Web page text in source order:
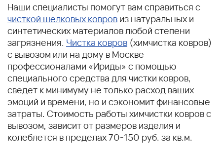
Наши специалисты помогут вам справиться с
чисткой шелковых ковров из натуральных и
синтетических материалов любой степени
загрязнения. Чистка ковров (химчистка ковров)
с вывозом или на дому в Москве
профессионалами «Ириды» с помощью
специального средства для чистки ковров,
сведет к минимуму не только расход ваших
эмоций и времени, но и сэкономит финансовые
затраты. Стоимость работы химчистки ковров с
вывозом, зависит от размеров изделия и
колеблется в пределах 70-150 руб. за кв.м.